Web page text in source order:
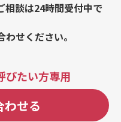
相談は24時間受付中で
せください。
びたい方専用
わせる